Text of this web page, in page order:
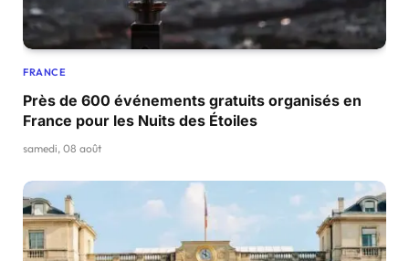
FRANCE
Près de 600 événements gratuits organisés en
France pour les Nuits des Étoiles
samedi, 08 août